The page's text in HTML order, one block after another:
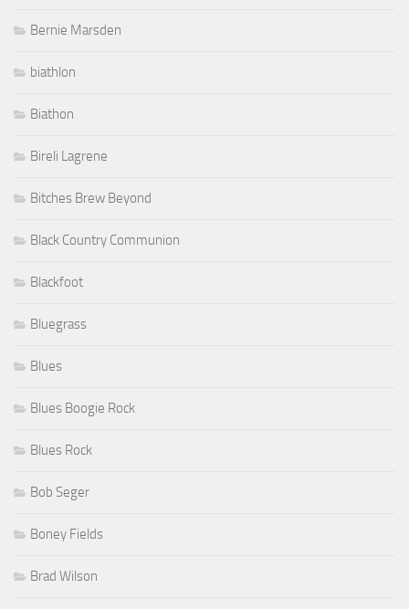
Bernie Marsden
biathlon
Biathon
Bireli Lagrene
Bitches Brew Beyond
Black Country Communion
Blackfoot
Bluegrass
Blues
Blues Boogie Rock
Blues Rock
Bob Seger
Boney Fields
Brad Wilson